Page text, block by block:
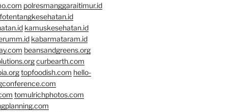
polresmanggaraitimur.id
kamuskesehatan.id
kabarmataram.id
beansandgreens.org
curbearth.com
topfoodish.com hello-
tomulrichphotos.com